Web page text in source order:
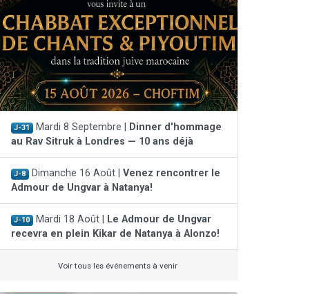
J-31 Mardi 8 Septembre |
Dinner d'hommage
au Rav Sitruk à Londres — 10 ans déjà
J-8 Dimanche 16 Août | Venez rencontrer le
Admour de Ungvar à Natanya!
J-10 Mardi 18 Août |
Le Admour de Ungvar
recevra en plein Kikar de Natanya à Alonzo!
Voir tous les événements à venir